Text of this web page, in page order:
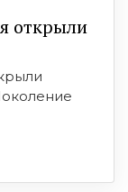
открыли